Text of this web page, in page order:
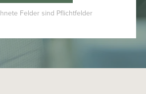
Felder sind Pflichtfelder